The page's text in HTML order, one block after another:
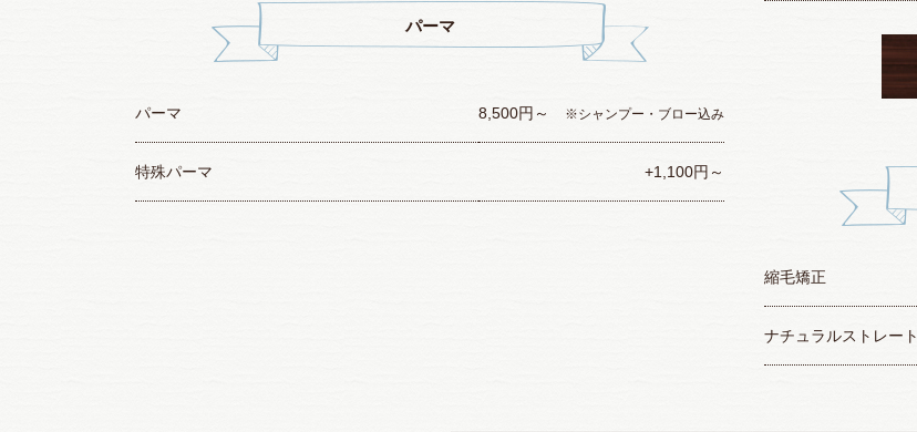
パーマ
パーマ 8,500円～ ※シャンプー・ブロー込み
特殊パーマ +1,100円～
縮毛矯正
ナチュラルストレート